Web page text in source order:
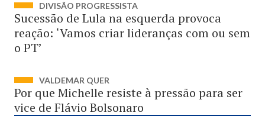
DIVISÃO PROGRESSISTA
Sucessão de Lula na esquerda provoca
reação: ‘Vamos criar lideranças com ou sem
o PT’
VALDEMAR QUER
Por que Michelle resiste à pressão para ser
vice de Flávio Bolsonaro